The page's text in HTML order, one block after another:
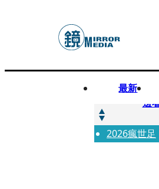
最新
快訊
邊
快訊
代
2026瘋世足